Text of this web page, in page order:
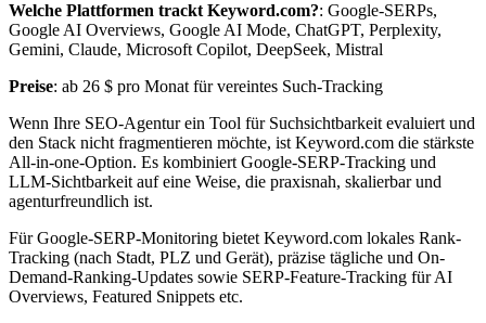
Welche Plattformen trackt Keyword.com?: Google-SERPs,
Google AI Overviews, Google AI Mode, ChatGPT, Perplexity,
Gemini, Claude, Microsoft Copilot, DeepSeek, Mistral
Preise: ab 26 $ pro Monat für vereintes Such-Tracking
Wenn Ihre SEO-Agentur ein Tool für Suchsichtbarkeit evaluiert und
den Stack nicht fragmentieren möchte, ist Keyword.com die stärkste
All-in-one-Option. Es kombiniert Google-SERP-Tracking und
LLM-Sichtbarkeit auf eine Weise, die praxisnah, skalierbar und
agenturfreundlich ist.
Für Google-SERP-Monitoring bietet Keyword.com lokales Rank-
Tracking (nach Stadt, PLZ und Gerät), präzise tägliche und On-
Demand-Ranking-Updates sowie SERP-Feature-Tracking für AI
Overviews, Featured Snippets etc.